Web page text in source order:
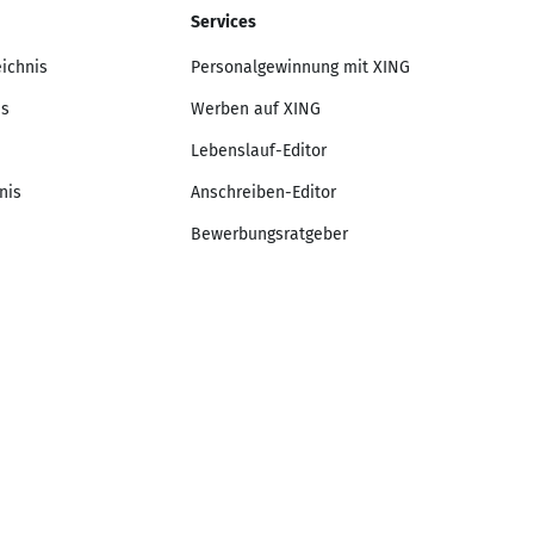
Services
Personalgewinnung mit XING
Werben auf XING
Lebenslauf-Editor
Anschreiben-Editor
Bewerbungsratgeber